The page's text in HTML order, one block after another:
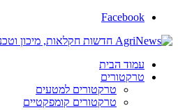
Facebook
עמוד הבית
טרקטורים
טרקטורים למטעים
טרקטורים קומפקטיים